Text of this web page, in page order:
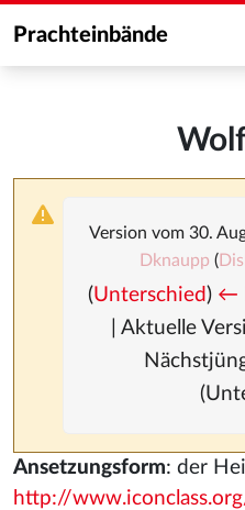
Prachteinbände
Version vom 30.
Dknaupp (
(Unterschied ) ←
| Aktuelle
Ansetzungsform: der
http://